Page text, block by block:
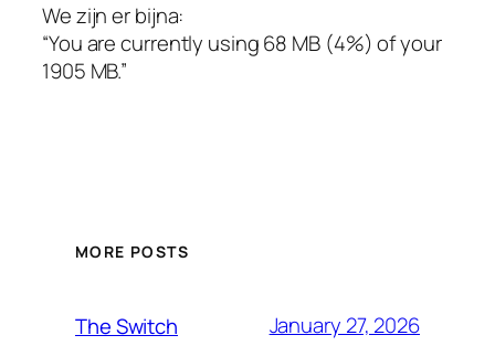
We zijn er bijna:
“You are currently using 68 MB (4%) of your
1905 MB.”
MORE POSTS
The Switch January 27, 2026